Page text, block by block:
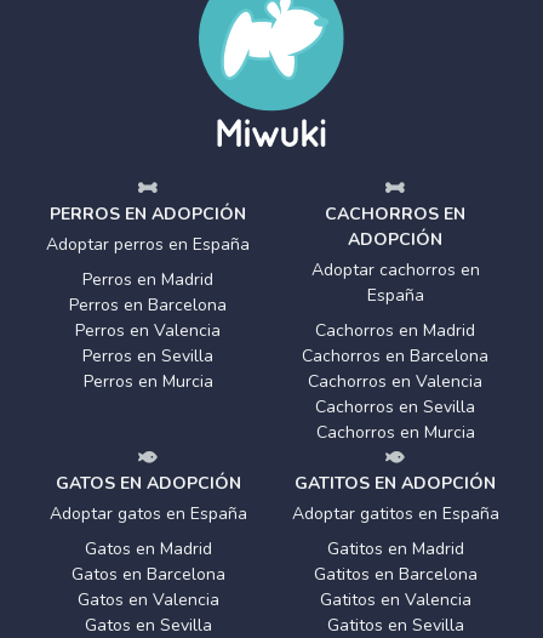
PERROS EN ADOPCIÓN
Adoptar perros en España
Perros en Madrid
Perros en Barcelona
Perros en Valencia
Perros en Sevilla
Perros en Murcia
CACHORROS EN
ADOPCIÓN
Adoptar cachorros en
España
Cachorros en Madrid
Cachorros en Barcelona
Cachorros en Valencia
Cachorros en Sevilla
Cachorros en Murcia
GATOS EN ADOPCIÓN
Adoptar gatos en España
Gatos en Madrid
Gatos en Barcelona
Gatos en Valencia
Gatos en Sevilla
GATITOS EN ADOPCIÓN
Adoptar gatitos en España
Gatitos en Madrid
Gatitos en Barcelona
Gatitos en Valencia
Gatitos en Sevilla